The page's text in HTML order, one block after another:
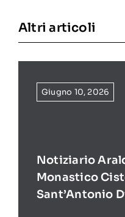
Altri articoli
Giugno 10, 2026
Notiziario
Monastico
Sant’Antonio